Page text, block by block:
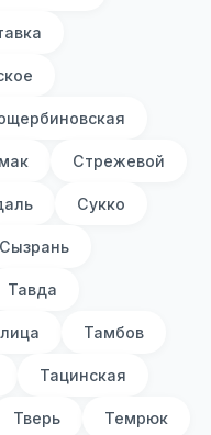
Стрежевой
Сукко
Сызрань
Тавда
Тамбов
Тацинская
Тверь Темрюк